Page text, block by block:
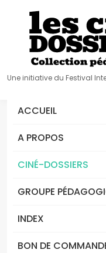
Une initiative du Festival
ACCUEIL
A PROPOS
CINÉ-DOSSIERS
GROUPE
INDEX
BON DE